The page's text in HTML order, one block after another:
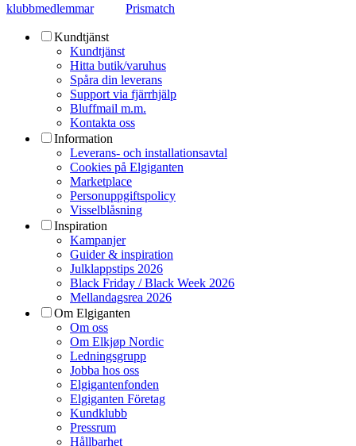
klubbmedlemmar Prismatch
Kundtjänst
Kundtjänst
Hitta butik/varuhus
Spåra din leverans
Support via fjärrhjälp
Bluffmail m.m.
Kontakta oss
Information
Leverans- och installationsavtal
Cookies på Elgiganten
Marketplace
Personuppgiftspolicy
Visselblåsning
Inspiration
Kampanjer
Guider & inspiration
Julklappstips 2026
Black Friday / Black Week 2026
Mellandagsrea 2026
Om Elgiganten
Om oss
Om Elkjøp Nordic
Ledningsgrupp
Jobba hos oss
Elgigantenfonden
Elgiganten Företag
Kundklubb
Pressrum
Hållbarhet